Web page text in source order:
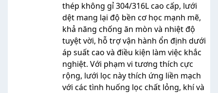
thép không gỉ 304/316L cao cấp, lưới
dệt mang lại độ bền cơ học mạnh mẽ,
khả năng chống ăn mòn và nhiệt độ
tuyệt vời, hỗ trợ vận hành ổn định dưới
áp suất cao và điều kiện làm việc khắc
nghiệt. Với phạm vi tương thích cực
rộng, lưới lọc này thích ứng liền mạch
với các tình huống lọc chất lỏng, khí và